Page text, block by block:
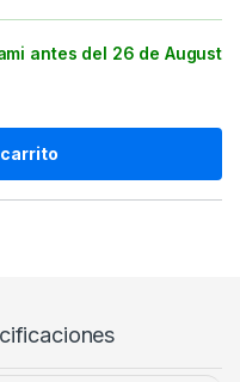
antes del 26 de August